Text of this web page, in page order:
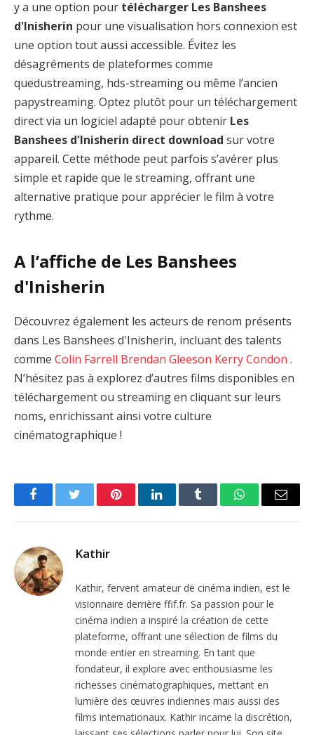
y a une option pour télécharger Les Banshees
d'Inisherin pour une visualisation hors connexion est
une option tout aussi accessible. Évitez les
désagréments de plateformes comme
quedustreaming, hds-streaming ou même l’ancien
papystreaming. Optez plutôt pour un téléchargement
direct via un logiciel adapté pour obtenir Les
Banshees d'Inisherin direct download sur votre
appareil. Cette méthode peut parfois s’avérer plus
simple et rapide que le streaming, offrant une
alternative pratique pour apprécier le film à votre
rythme.
A l’affiche de Les Banshees
d'Inisherin
Découvrez également les acteurs de renom présents
dans Les Banshees d'Inisherin, incluant des talents
comme Colin Farrell Brendan Gleeson Kerry Condon .
N’hésitez pas à explorez d’autres films disponibles en
téléchargement ou streaming en cliquant sur leurs
noms, enrichissant ainsi votre culture
cinématographique !
FacebookTwitter PinterestLinkedInTumblr WhatsAppEmail
Kathir
Kathir, fervent amateur de cinéma indien, est le
visionnaire derrière ffif.fr. Sa passion pour le
cinéma indien a inspiré la création de cette
plateforme, offrant une sélection de films du
monde entier en streaming. En tant que
fondateur, il explore avec enthousiasme les
richesses cinématographiques, mettant en
lumière des œuvres indiennes mais aussi des
films internationaux. Kathir incarne la discrétion,